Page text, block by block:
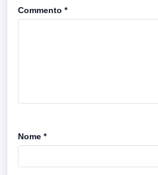
Commento *
Nome *